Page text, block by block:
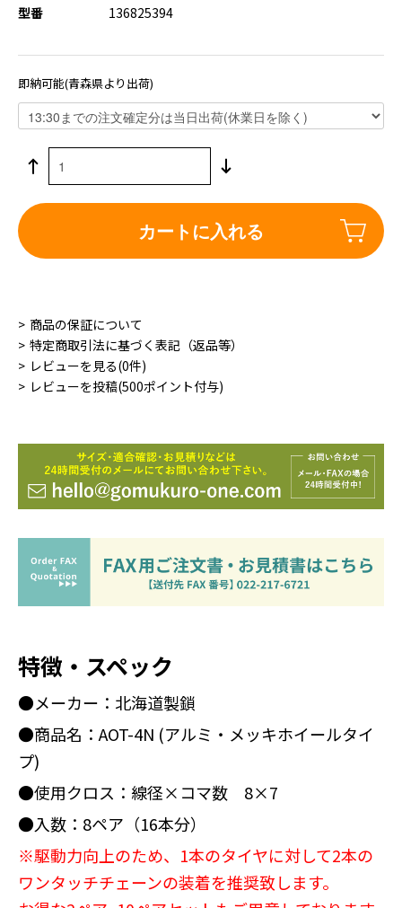
型番 136825394
即納可能(青森県より出荷)
カートに入れる
商品の保証について
特定商取引法に基づく表記（返品等）
レビューを見る(0件)
レビューを投稿(500ポイント付与)
特徴・スペック
●メーカー：北海道製鎖
●商品名：AOT-4N (アルミ・メッキホイールタイ
プ)
●使用クロス：線径×コマ数 8×7
●入数：8ペア（16本分）
※駆動力向上のため、1本のタイヤに対して2本の
ワンタッチチェーンの装着を推奨致します。